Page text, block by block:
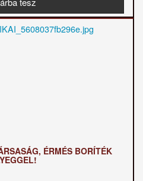
ÉRMÉS BORÍTÉK